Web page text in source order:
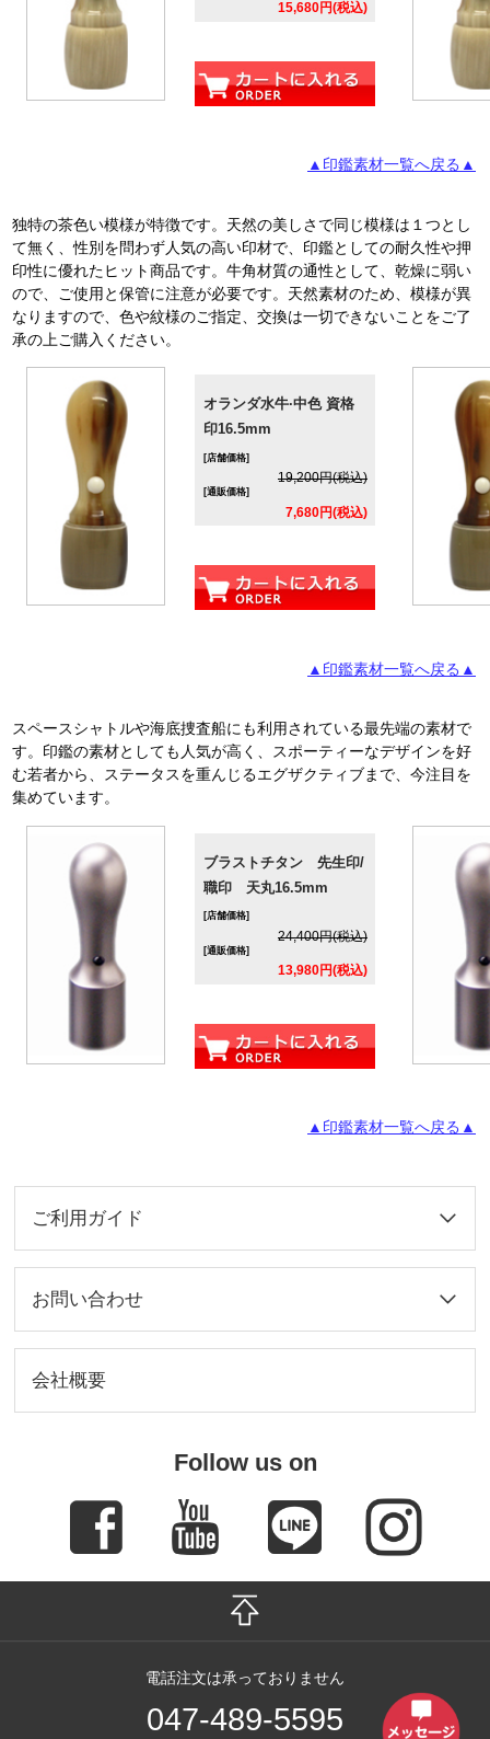
15,680円(税込)
▲印鑑素材一覧へ戻る▲
独特の茶色い模様が特徴です。天然の美しさで同じ模様は１つとし
て無く、性別を問わず人気の高い印材で、印鑑としての耐久性や押
印性に優れたヒット商品です。牛角材質の通性として、乾燥に弱い
ので、ご使用と保管に注意が必要です。天然素材のため、模様が異
なりますので、色や紋様のご指定、交換は一切できないことをご了
承の上ご購入ください。
オランダ水牛·中色 資格
印16.5mm
[店舗価格]
19,200円(税込)
[通販価格]
7,680円(税込)
▲印鑑素材一覧へ戻る▲
スペースシャトルや海底捜査船にも利用されている最先端の素材で
す。印鑑の素材としても人気が高く、スポーティーなデザインを好
む若者から、ステータスを重んじるエグザクティブまで、今注目を
集めています。
ブラストチタン 先生印/
職印 天丸16.5mm
[店舗価格]
24,400円(税込)
[通販価格]
13,980円(税込)
▲印鑑素材一覧へ戻る▲
ご利用ガイド
お問い合わせ
会社概要
Follow us on
電話注文は承っておりません
047-489-5595